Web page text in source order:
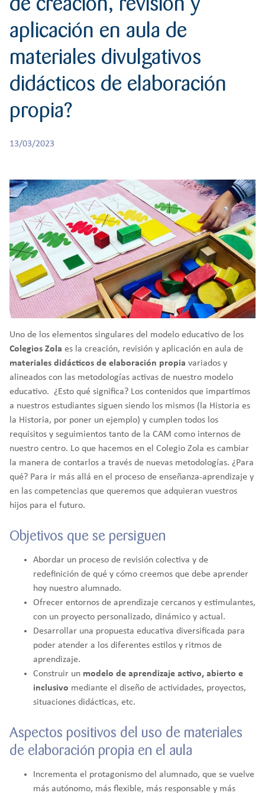
Orientación familiar
RESPONSABILIDAD
BACHILLERATO
aplicación en aula de
materiales divulgativos
didácticos de elaboración
propia?
13/03/2023
Uno de los elementos singulares del modelo educativo de los
Colegios Zola es la creación, revisión y aplicación en aula de
materiales didácticos de elaboración propia variados y
alineados con las metodologías activas de nuestro modelo
educativo. ¿Esto qué significa? Los contenidos que impartimos
a nuestros estudiantes siguen siendo los mismos (la Historia es
la Historia, por poner un ejemplo) y cumplen todos los
requisitos y seguimientos tanto de la CAM como internos de
nuestro centro. Lo que hacemos en el Colegio Zola es cambiar
la manera de contarlos a través de nuevas metodologías. ¿Para
qué? Para ir más allá en el proceso de enseñanza-aprendizaje y
en las competencias que queremos que adquieran vuestros
hijos para el futuro.
Objetivos que se persiguen
Abordar un proceso de revisión colectiva y de
redefinición de qué y cómo creemos que debe aprender
hoy nuestro alumnado.
Ofrecer entornos de aprendizaje cercanos y estimulantes,
con un proyecto personalizado, dinámico y actual.
Desarrollar una propuesta educativa diversificada para
poder atender a los diferentes estilos y ritmos de
aprendizaje.
Construir un modelo de aprendizaje activo, abierto e
inclusivo mediante el diseño de actividades, proyectos,
situaciones didácticas, etc.
Aspectos positivos del uso de materiales
de elaboración propia en el aula
Incrementa el protagonismo del alumnado, que se vuelve
más autónomo, más flexible, más responsable y más